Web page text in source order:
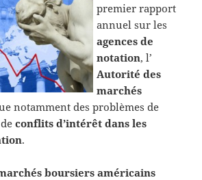
premier rapport
annuel sur les
agences de
notation, l’
Autorité des
marchés
notamment des problèmes de
deconflits d’intérêt dans les
.
boursiers américains